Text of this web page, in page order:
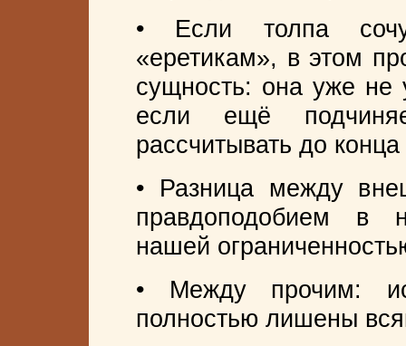
• Если толпа
«еретикам», в этом
сущность: она уже не
если ещё
рассчитывать до
• Разница между
правдоподобием в
нашей
• Между прочим:
полностью лишены